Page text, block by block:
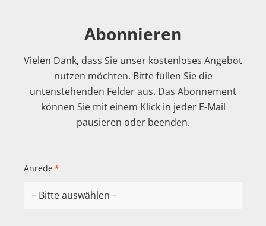
Abonnieren
Vielen Dank, dass Sie unser kostenloses Angebot
nutzen möchten. Bitte füllen Sie die
untenstehenden Felder aus. Das Abonnement
können Sie mit einem Klick in jeder E-Mail
pausieren oder beenden.
Anrede *